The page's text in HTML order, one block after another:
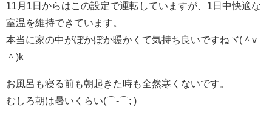
11月1日からはこの設定で運転していますが、1日中快適な
室温を維持できています。
本当に家の中がぽかぽか暖かくて気持ち良いですねヾ(＾v
＾)k
お風呂も寝る前も朝起きた時も全然寒くないです。
むしろ朝は暑いくらい(⌒-⌒; )